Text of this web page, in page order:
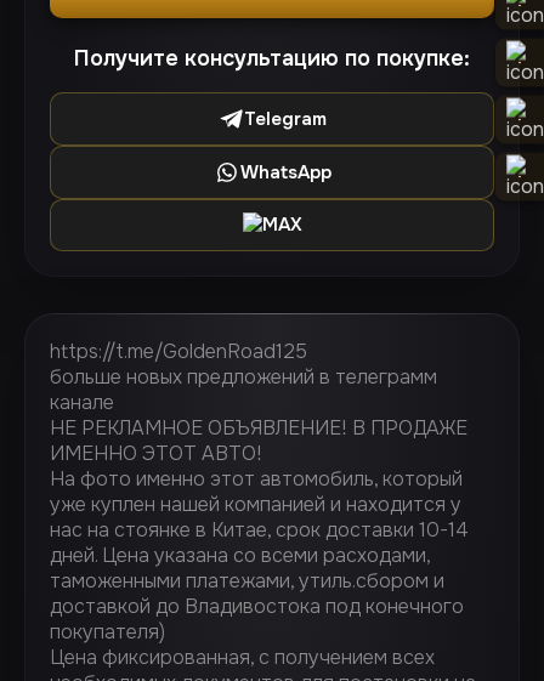
Получите консультацию по покупке:
Telegram
WhatsApp
MAX
https://t.me/GoldenRoad125
больше новых предложений в телеграмм
канале
НЕ РЕКЛАМНОЕ ОБЪЯВЛЕНИЕ! В ПРОДАЖЕ
ИМЕННО ЭТОТ АВТО!
На фото именно этот автомобиль, который
уже куплен нашей компанией и находится у
нас на стоянке в Китае, срок доставки 10-14
дней. Цена указана со всеми расходами,
таможенными платежами, утиль.сбором и
доставкой до Владивостока под конечного
покупателя)
Цена фиксированная, с получением всех